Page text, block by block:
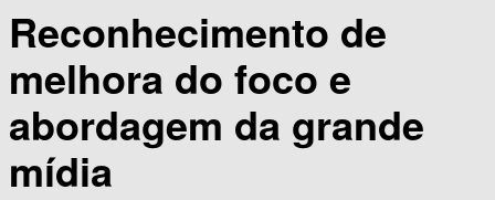
Reconhecimento de
melhora do foco e
abordagem da grande
mídia